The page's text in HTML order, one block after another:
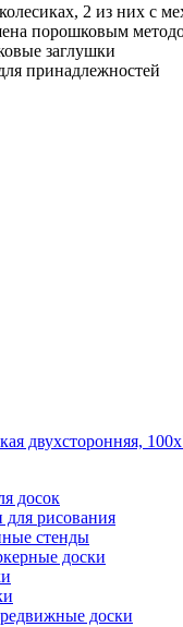
2 из них с
порошковым
заглушки
принадлежностей
двухсторонняя,
досок
для рисования
стенды
доски
доски